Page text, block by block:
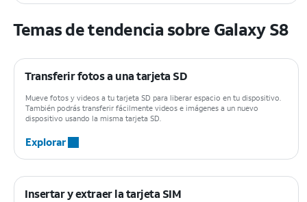
Temas de tendencia sobre Galaxy S8
Transferir fotos a una tarjeta SD
Mueve fotos y videos a tu tarjeta SD para liberar espacio en tu dispositivo.
También podrás transferir fácilmente videos e imágenes a un nuevo
dispositivo usando la misma tarjeta SD.
Explorar
Insertar y extraer la tarjeta SIM